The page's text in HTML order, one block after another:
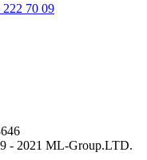
222 70 09
- 2021 ML-Group.LTD.